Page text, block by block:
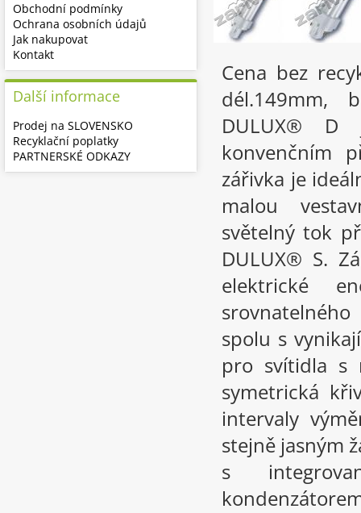
Cena bez
dél.149mm,
DULUX® D
konvenčním
zářivka je
malou
světelný tok
DULUX® S.
elektrické
spolu s
pro svítidla s
symetrická
intervaly
stejně jasným
s
Obchodní podmínky
Ochrana osobních údajů
Jak nakupovat
Kontakt
Další informace
Prodej na SLOVENSKO
Recyklační poplatky
PARTNERSKÉ ODKAZY